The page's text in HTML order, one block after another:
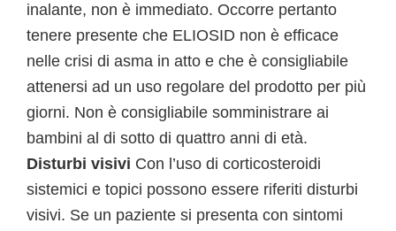
inalante, non è immediato. Occorre pertanto
tenere presente che ELIOSID non è efficace
nelle crisi di asma in atto e che è consigliabile
attenersi ad un uso regolare del prodotto per più
giorni. Non è consigliabile somministrare ai
bambini al di sotto di quattro anni di età.
Disturbi visivi Con l’uso di corticosteroidi
sistemici e topici possono essere riferiti disturbi
visivi. Se un paziente si presenta con sintomi